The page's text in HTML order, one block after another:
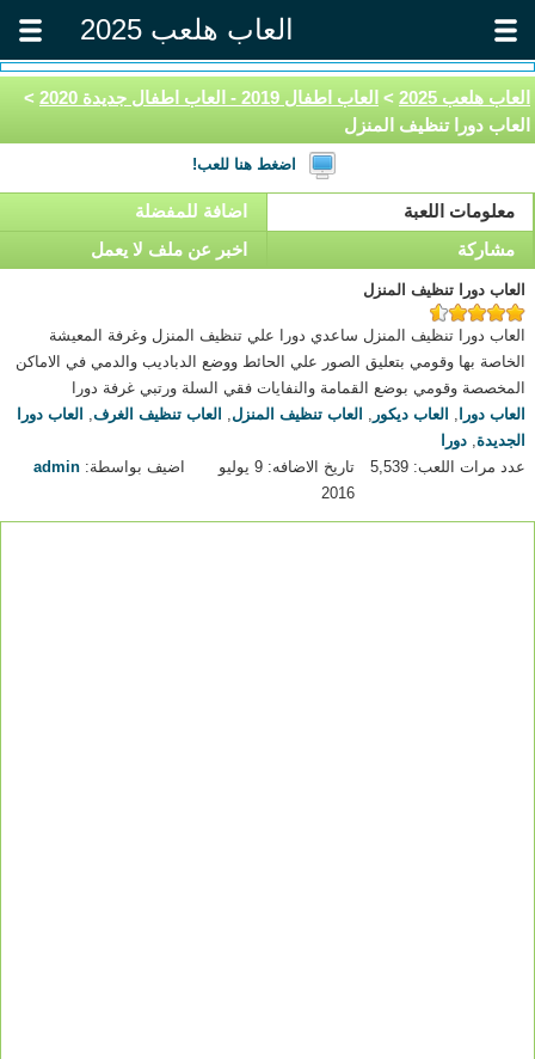
العاب هلعب 2025
العاب هلعب 2025 > العاب اطفال 2019 - العاب اطفال جديدة 2020
>
العاب دورا تنظيف المنزل
اضغط هنا للعب!
معلومات اللعبة
اضافة للمفضلة
مشاركة
اخبر عن ملف لا يعمل
العاب دورا تنظيف المنزل
العاب دورا تنظيف المنزل ساعدي دورا علي تنظيف المنزل وغرفة المعيشة
الخاصة بها وقومي بتعليق الصور علي الحائط ووضع الدباديب والدمي في الاماكن
المخصصة وقومي بوضع القمامة والنفايات فقي السلة ورتبي غرفة دورا
العاب دورا , العاب ديكور , العاب تنظيف المنزل, العاب تنظيف الغرف, العاب دورا
الجديدة, دورا
عدد مرات اللعب: 5,539
تاريخ الاضافه: 9 يوليو
2016
اضيف بواسطة:admin